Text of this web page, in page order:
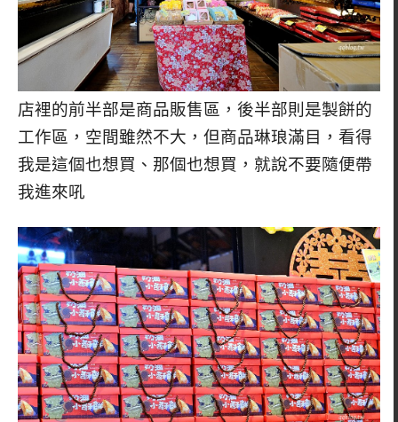
店裡的前半部是商品販售區，後半部則是製餅的
工作區，空間雖然不大，但商品琳琅滿目，看得
我是這個也想買、那個也想買，就說不要隨便帶
我進來吼